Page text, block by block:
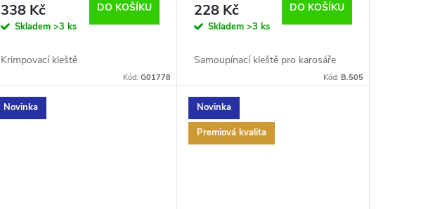
338 Kč
Skladem>3 ks
DO KOŠÍKU
Krimpovací kleště
Kód: G01778
228 Kč
Skladem >3 ks
DO KOŠÍKU
Samoupínací kleště pro karosáře
Kód: B.505
Novinka
Novinka
Premiová kvalita